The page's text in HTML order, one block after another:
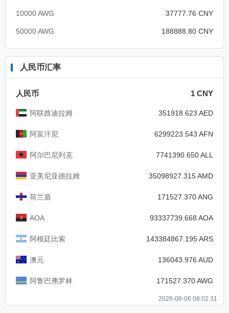
10000 AWG 37777.76 CNY
50000 AWG 188888.80 CNY
人民币汇率
人民币 1 CNY
阿联酋迪拉姆 351918.623 AED
阿富汗尼 6299223.543 AFN
阿尔巴尼列克 7741390.650 ALL
亚美尼亚德拉姆 35098927.315 AMD
荷兰盾 171527.370 ANG
AOA 93337739.668 AOA
阿根廷比索 143384867.195 ARS
澳元 136043.976 AUD
阿鲁巴弗罗林 171527.370 AWG
2026-08-06 08:02:31